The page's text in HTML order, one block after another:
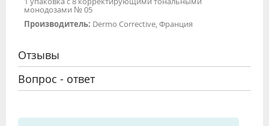
монодозами № 05
Производитель: Dermo Corrective, Франция
Отзывы
Вопрос - ответ